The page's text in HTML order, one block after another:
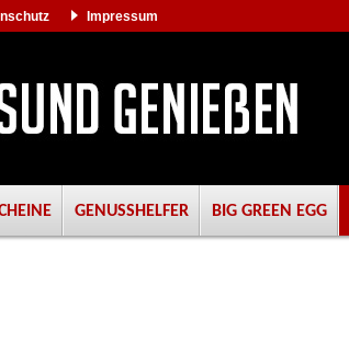
Impressum
GENUSSHELFER BIG GREEN EGG